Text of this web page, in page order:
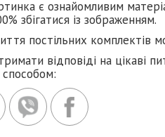
є ознайомливим
збігатися із зображенням.
постільних комплектів
відповіді на цікаві